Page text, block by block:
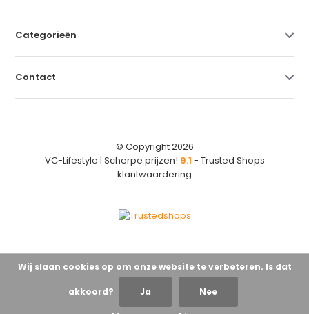
Categorieën
Contact
© Copyright 2026
VC-Lifestyle | Scherpe prijzen! 9.1 - Trusted Shops
klantwaardering
Wij slaan cookies op om onze website te verbeteren. Is dat
akkoord? Ja Nee